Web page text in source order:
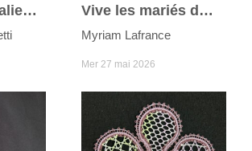
La Madonna italienne Vive les mariés du joli mois de mai
Myriam Lafrance
Mer 27 mai 2026